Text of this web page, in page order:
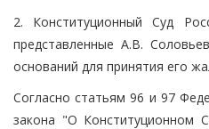
2. Конституционный Суд
представленные А.В.
оснований для принятия его
Согласно статьям 96 и 97
закона "О Конституционном